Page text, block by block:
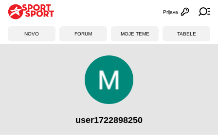
Otvori
Prijava
NOVO FORUM MOJE TEME TABELE
user1722898250